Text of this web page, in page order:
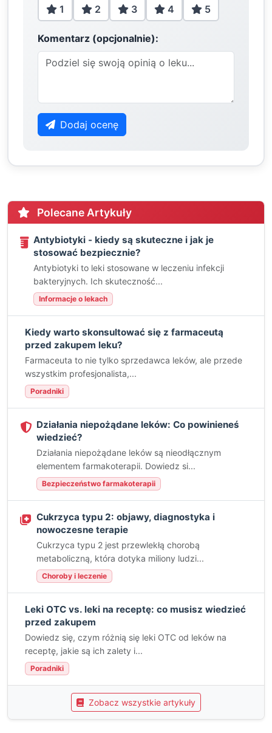
1 2 3 4 5
Komentarz (opcjonalnie):
Dodaj ocenę
Polecane Artykuły
Antybiotyki - kiedy są skuteczne i jak je
stosować bezpiecznie?
Antybiotyki to leki stosowane w leczeniu infekcji
bakteryjnych. Ich skuteczność...
Informacje o lekach
Kiedy warto skonsultować się z farmaceutą
przed zakupem leku?
Farmaceuta to nie tylko sprzedawca leków, ale przede
wszystkim profesjonalista,...
Poradniki
Działania niepożądane leków: Co powinieneś
wiedzieć?
Działania niepożądane leków są nieodłącznym
elementem farmakoterapii. Dowiedz si...
Bezpieczeństwo farmakoterapii
Cukrzyca typu 2: objawy, diagnostyka i
nowoczesne terapie
Cukrzyca typu 2 jest przewlekłą chorobą
metaboliczną, która dotyka miliony ludzi...
Choroby i leczenie
Leki OTC vs. leki na receptę: co musisz wiedzieć
przed zakupem
Dowiedz się, czym różnią się leki OTC od leków na
receptę, jakie są ich zalety i...
Poradniki
Zobacz wszystkie artykuły